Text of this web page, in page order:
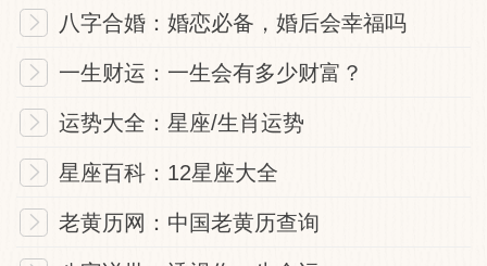
八字合婚：婚恋必备，婚后会幸福吗
一生财运：一生会有多少财富？
运势大全：星座/生肖运势
星座百科：12星座大全
老黄历网：中国老黄历查询